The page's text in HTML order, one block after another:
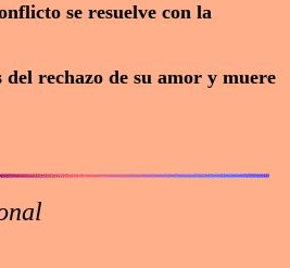
se resuelve con la
rechazo de su amor y muere